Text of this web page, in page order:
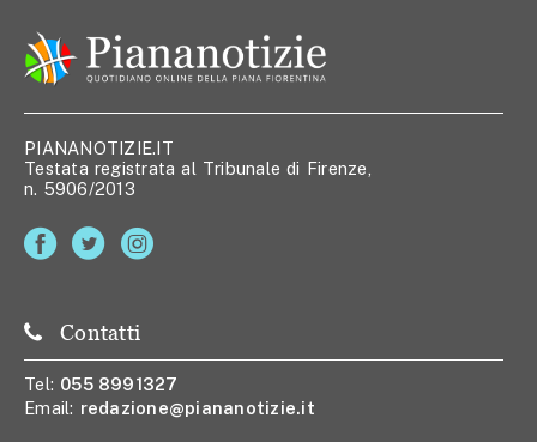
PIANANOTIZIE.IT
Testata registrata al Tribunale di Firenze,
n. 5906/2013
Contatti
Tel: 055 8991327
Email: redazione@piananotizie.it